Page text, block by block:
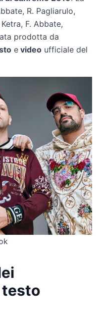
R. Pagliarulo,
F. Abbate,
prodotta da
e video ufficiale del
testo